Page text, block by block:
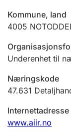
Andre tema
Kommune, land
4005
Underenhet til
Næringskode
47.631
Internettadresse
www.aiir.no